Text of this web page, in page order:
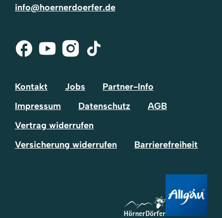
info@hoernerdoerfer.de
Facebook
Youtube
Instagram
Tik-
Kontakt Jobs
Partner-Info
Impressum
Datenschutz
AGB
Vertrag widerrufen
Versicherung widerrufen
Barrierefreiheit